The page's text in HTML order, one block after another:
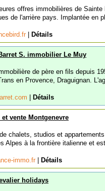
offres immobilières de
de l'arrière pays. Implantée en
Détails
S. immobilier Le Muy
de père en fils depuis
en Provence, Draguignan.
Détails
et vente Montgenevre
chalets, studios et
Alpes à la frontière italienne et
immo.fr Détails
holidays